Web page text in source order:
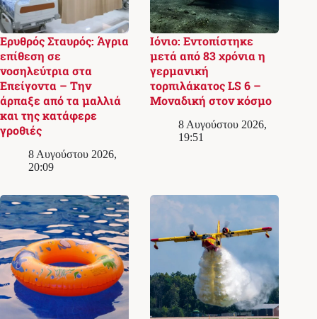
Ερυθρός Σταυρός: Άγρια
επίθεση σε
νοσηλεύτρια στα
Επείγοντα – Την
άρπαξε από τα μαλλιά
και της κατάφερε
γροθιές
8 Αυγούστου 2026,
20:09
Ιόνιο: Εντοπίστηκε
μετά από 83 χρόνια η
γερμανική
τορπιλάκατος LS 6 –
Μοναδική στον κόσμο
8 Αυγούστου 2026,
19:51